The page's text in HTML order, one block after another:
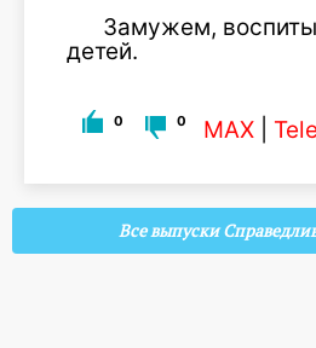
Замужем,
детей.
0 0 MAX
Все выпуски